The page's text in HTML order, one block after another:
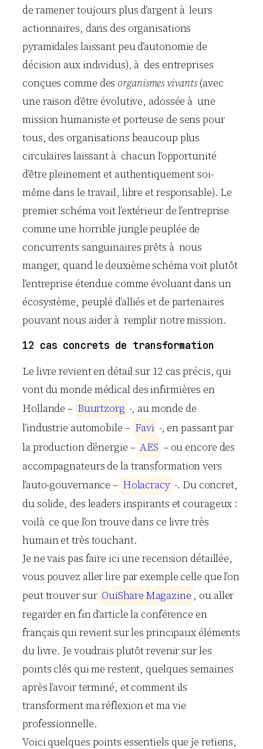
de ramener toujours plus d’argent à leurs
actionnaires, dans des organisations
pyramidales laissant peu d’autonomie de
décision aux individus), à des entreprises
conçues comme des organismes vivants(avec
une raison d’être évolutive, adossée à une
mission humaniste et porteuse de sens pour
tous, des organisations beaucoup plus
circulaires laissant à chacun l’opportunité
d’être pleinement et authentiquement soi-
même dans le travail, libre et responsable). Le
premier schéma voit l’extérieur de l’entreprise
comme une horrible jungle peuplée de
concurrents sanguinaires prêts à nous
manger, quand le deuxième schéma voit plutôt
l’entreprise étendue comme évoluant dans un
écosystème, peuplé d’alliés et de partenaires
pouvant nous aider à remplir notre mission.
12 cas concrets de transformation
Le livre revient en détail sur 12 cas précis, qui
vont du monde médical des infirmières en
Hollande – Buurtzorg -, au monde de
l’industrie automobile – Favi -, en passant par
la production d’énergie – AES – ou encore des
accompagnateurs de la transformation vers
l’auto-gouvernance – Holacracy -. Du concret,
du solide, des leaders inspirants et courageux :
voilà ce que l’on trouve dans ce livre très
humain et très touchant.
Je ne vais pas faire ici une recension détaillée,
vous pouvez aller lire par exemple celle que l’on
peut trouver sur OuiShare Magazine , ou aller
regarder en fin d’article la conférence en
français qui revient sur les principaux éléments
du livre. Je voudrais plutôt revenir sur les
points clés qui me restent, quelques semaines
après l’avoir terminé, et comment ils
transforment ma réflexion et ma vie
professionnelle.
Voici quelques points essentiels que je retiens,